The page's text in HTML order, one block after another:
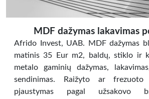
MDF dažymas lakavimas
Afrido Invest, UAB. MDF dažymas
matinis 35 Eur m2, baldų, stiklo ir
metalo gaminių dažymas,
sendinimas. Raižyto ar frezuoto
pjaustymas pagal užsakovo